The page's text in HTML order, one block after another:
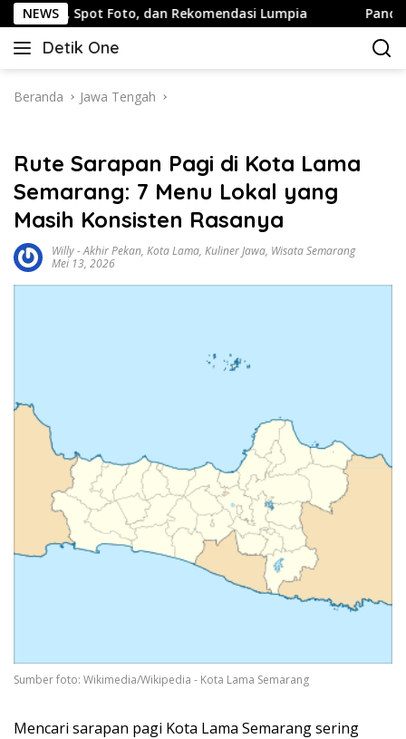
Langsung
ke
konten
NEWS
dan Rekomendasi Lumpia Panduan Wisata
Detik One
Tajam
Fakta
Beranda Jawa Tengah
Rute Sarapan Pagi di Kota Lama
Semarang: 7 Menu Lokal yang
Masih Konsisten Rasanya
Willy-Akhir Pekan, Kota Lama, Kuliner Jawa, Wisata Semarang
Mei 13, 2026
Sumber foto: Wikimedia/Wikipedia - Kota Lama Semarang
Mencari sarapan pagi Kota Lama Semarang sering